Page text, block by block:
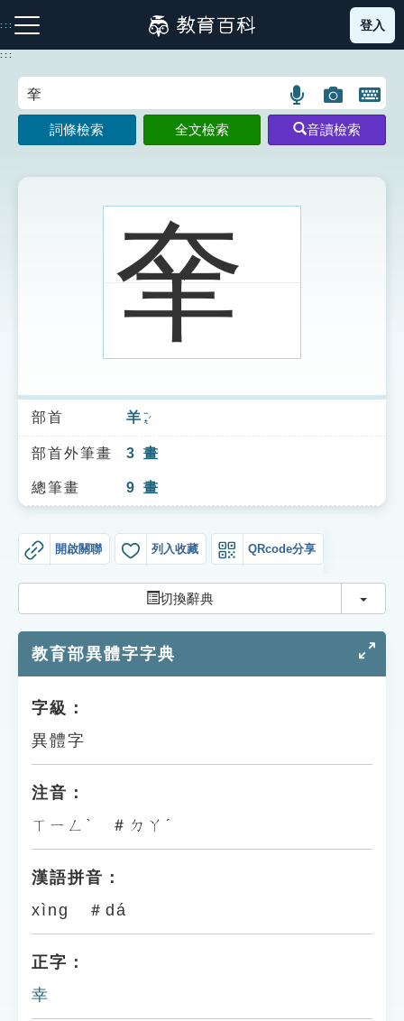
到
主
:::
注音索引圖示 筆畫索引圖示 部首索引表圖示
索引選單
知識索引
單字索引
貓頭鷹博士
登入
:::
語
言
搜
示
圖
片
搜
開
鍵
圖
詞條檢索 全文檢索 音讀檢索
羍
部首 羊 ㄧㄤˊ
部首外筆畫 3 畫
總筆畫 9 畫
開啟關聯 列入收藏 QRcode分享
切換辭典 切換
教育部異體字字典
字級：
異體字
注音：
ㄒㄧㄥˋ ＃ㄉㄚˊ
漢語拼音：
xìng ＃dá
正字：
幸